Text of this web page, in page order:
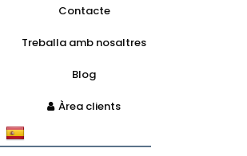
Contacte
Treballa amb nosaltres
Blog
Àrea clients